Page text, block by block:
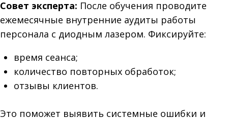
Совет эксперта: После обучения проводите
ежемесячные внутренние аудиты работы
персонала с диодным лазером. Фиксируйте:
время сеанса;
количество повторных обработок;
отзывы клиентов.
Это поможет выявить системные ошибки и